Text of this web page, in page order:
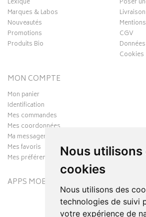
Nous utilisons
cookies
Nous utilisons des
technologies de suivi
votre expérience de
Lexique
Marques & Labos
Nouveautés
Promotions
Produits Bio
Poser
Livraison
CGV
Cookies
MON COMPTE
Mon panier
Identification
Mes commandes
Mes coordonnées
Ma messagerie
Mes favoris
Mes préférences Cookies
APPS MOBILES